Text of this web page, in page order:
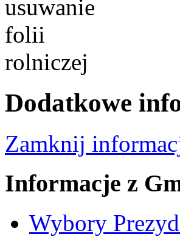
Dodatkowe
Zamknij
Informacje z
Wybory